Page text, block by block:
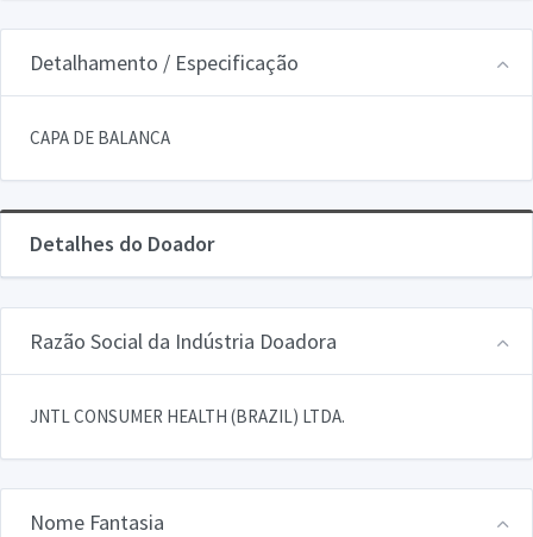
Detalhamento / Especificação
CAPA DE BALANCA
Detalhes do Doador
Razão Social da Indústria Doadora
JNTL CONSUMER HEALTH (BRAZIL) LTDA.
Nome Fantasia